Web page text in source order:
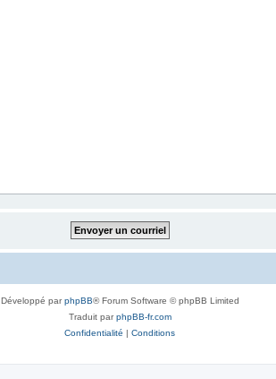
Développé parphpBB® Forum Software © phpBB Limited
Traduit parphpBB-fr.com
Confidentialité | Conditions